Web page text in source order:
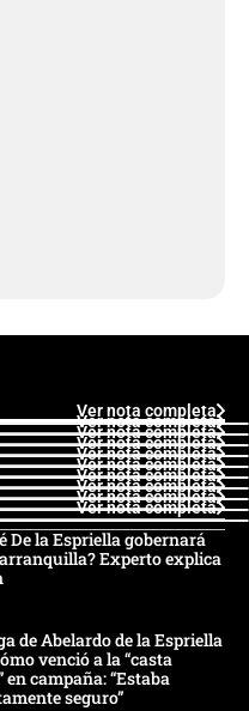
Ver nota completa
Ver nota completa
Ver nota completa
Ver nota completa
Ver nota completa
Ver nota completa
Ver nota completa
Ver nota completa
Ver nota completa
Ver nota completa
De la Espriella gobernará
Experto explica
de Abelardo de la Espriella
venció a la “casta
en campaña: “Estaba
seguro”